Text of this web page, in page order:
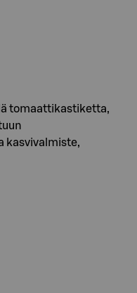
tomaattikastiketta,
kasvivalmiste,